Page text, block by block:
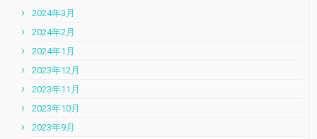
2024年3月
2024年2月
2024年1月
2023年12月
2023年11月
2023年10月
2023年9月